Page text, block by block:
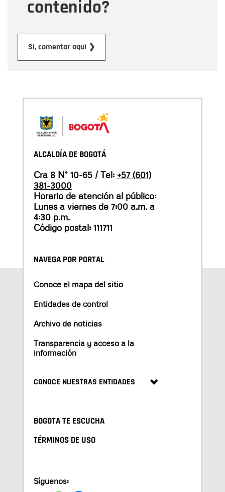
contenido?
Sí, comentar aquí ❯
ALCALDÍA DE BOGOTÁ
Cra 8 N° 10-65 / Tel: +57 (601)
381-3000
Horario de atención al público:
Lunes a viernes de 7:00 a.m. a
4:30 p.m.
Código postal: 111711
NAVEGA POR PORTAL
Conoce el mapa del sitio
Entidades de control
Archivo de noticias
Transparencia y acceso a la
información
CONOCE NUESTRAS ENTIDADES
BOGOTA TE ESCUCHA
TÉRMINOS DE USO
Síguenos: